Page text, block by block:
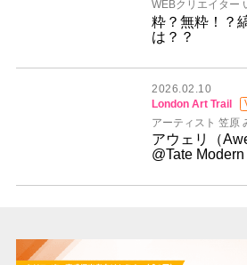
WEBクリエイター
粋？無粋！？
は？？
2026.02.10
London Art Trail
アーティスト 笠原
アウェリ（
@Tate Modern